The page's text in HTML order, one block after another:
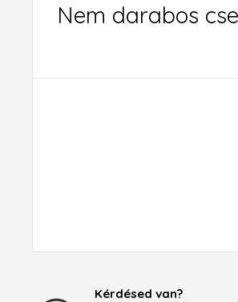
Nem darabos
Kérdésed van?